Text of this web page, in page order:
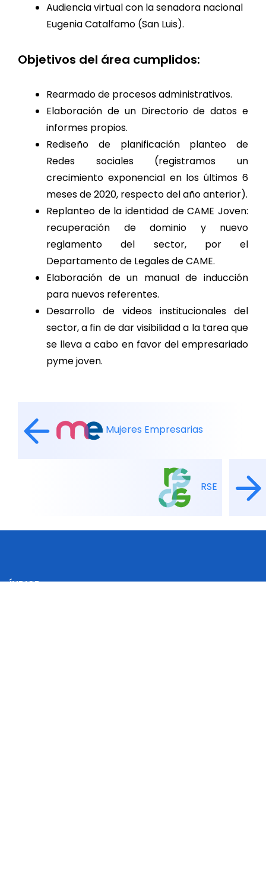
Audiencia virtual con la senadora nacional
Eugenia Catalfamo (San Luis).
Objetivos del área cumplidos:
Rearmado de procesos administrativos.
Elaboración de un Directorio de datos e
informes propios.
Rediseño de planificación planteo de
Redes sociales (registramos un
crecimiento exponencial en los últimos 6
meses de 2020, respecto del año anterior).
Replanteo de la identidad de CAME Joven:
recuperación de dominio y nuevo
reglamento del sector, por el
Departamento de Legales de CAME.
Elaboración de un manual de inducción
para nuevos referentes.
Desarrollo de videos institucionales del
sector, a fin de dar visibilidad a la tarea que
se lleva a cabo en favor del empresariado
pyme joven.
Mujeres Empresarias
RSE
ÍNDICE